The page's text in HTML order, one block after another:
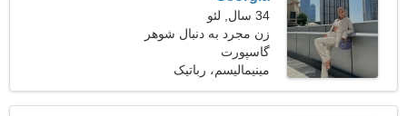
34 سال, لئو
زن مجرد به دنبال شوهر
گاسپورت
مینیمالیسم، رباتیک